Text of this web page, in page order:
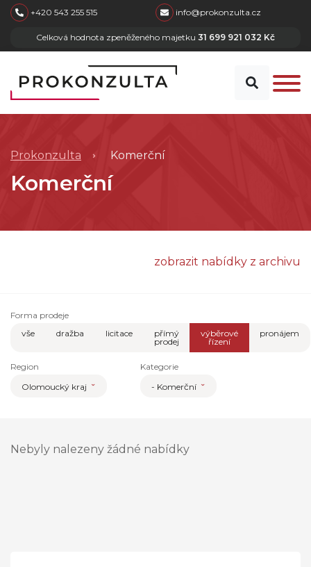
skip to main content
+420 543 255 515 info@prokonzulta.cz
Celková hodnota zpeněženého majetku 31 699 921 032 Kč
Prokonzulta Komerční
Komerční
zobrazit nabídky z archivu
Forma prodeje
vše
dražba licitace
přímý
prodej
výběrové
řízení
pronájem
Region
Olomoucký kraj
Kategorie
- Komerční
Nebyly nalezeny žádné nabídky